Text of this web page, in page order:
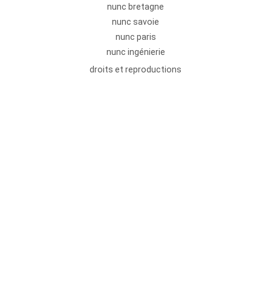
nunc bretagne
nunc savoie
nunc paris
nunc ingénierie
droits et reproductions